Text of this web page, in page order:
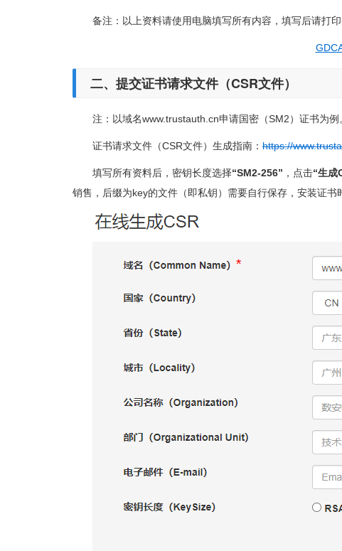
备注：以上资料请使用电脑填写所有内容，填写后请打
二、提交证书请求文件（CSR文件）
注：以域名www.trustauth.cn申请国密（SM2）证书为例
证书请求文件（CSR文件）生成指南： https://
填写所有资料后，密钥长度选择“SM2-256” ，点击“生成
销售，后缀为key的文件（即私钥）需要自行保存，安装证书